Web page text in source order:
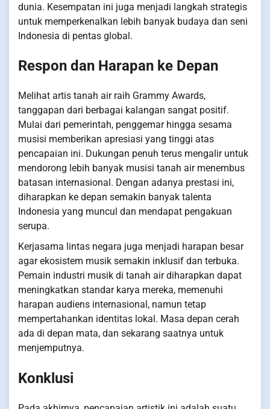
dunia. Kesempatan ini juga menjadi langkah strategis
untuk memperkenalkan lebih banyak budaya dan seni
Indonesia di pentas global.
Respon dan Harapan ke Depan
Melihat artis tanah air raih Grammy Awards,
tanggapan dari berbagai kalangan sangat positif.
Mulai dari pemerintah, penggemar hingga sesama
musisi memberikan apresiasi yang tinggi atas
pencapaian ini. Dukungan penuh terus mengalir untuk
mendorong lebih banyak musisi tanah air menembus
batasan internasional. Dengan adanya prestasi ini,
diharapkan ke depan semakin banyak talenta
Indonesia yang muncul dan mendapat pengakuan
serupa.
Kerjasama lintas negara juga menjadi harapan besar
agar ekosistem musik semakin inklusif dan terbuka.
Pemain industri musik di tanah air diharapkan dapat
meningkatkan standar karya mereka, memenuhi
harapan audiens internasional, namun tetap
mempertahankan identitas lokal. Masa depan cerah
ada di depan mata, dan sekarang saatnya untuk
menjemputnya.
Konklusi